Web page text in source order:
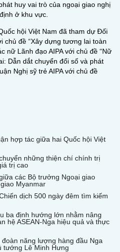
huy vai trò của ngoại giao nghị
ở khu vực.
hội Việt Nam đã tham dự Đối
chủ đề “Xây dựng tương lai toàn
nữ Lãnh đạo AIPA với chủ đề “Nữ
Dẫn dắt chuyển đổi số và phát
Nghị sỹ trẻ AIPA với chủ đề
hợp tác giữa hai Quốc hội Việt
những thiện chí chính trị
trị cao
các Bộ trưởng Ngoại giao
Myanmar
dịch 500 ngày đêm tìm kiếm
ba định hướng lớn nhằm nâng
hệ ASEAN-Nga hiệu quả và thực
năng lượng hàng đầu Nga
tướng Lê Minh Hưng